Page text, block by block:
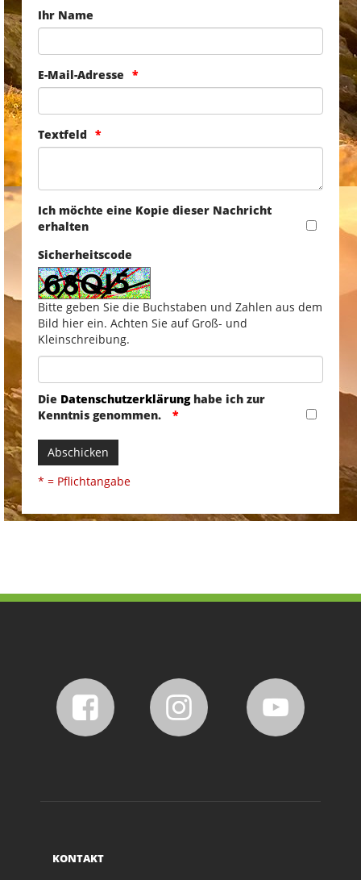
Ihr Name
E-Mail-Adresse
Textfeld
Ich möchte eine Kopie dieser Nachricht
erhalten
Sicherheitscode
Bitte geben Sie die Buchstaben und Zahlen aus dem
Bild hier ein. Achten Sie auf Groß- und
Kleinschreibung.
Die Datenschutzerklärunghabe ich zur
Kenntnis genommen.
Abschicken
* = Pflichtangabe
KONTAKT